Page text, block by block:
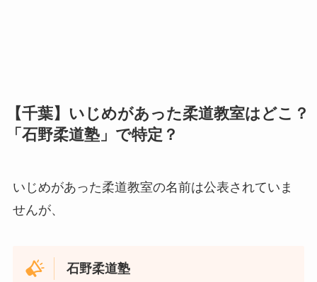
【千葉】いじめがあった柔道教室はどこ？
「石野柔道塾」で特定？
いじめがあった柔道教室の名前は公表されていま
せんが、
石野柔道塾